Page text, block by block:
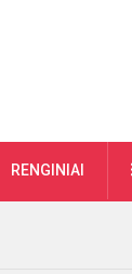
RENGINIAI